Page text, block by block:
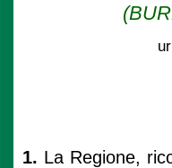
1. La Regione,